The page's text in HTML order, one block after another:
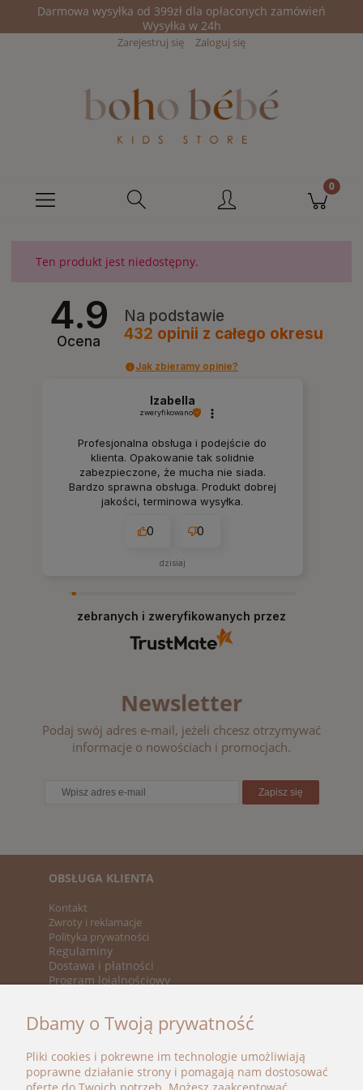
Darmowa wysyłka od 399zł dla opłaconych zamówień
Wysyłka w 24h
Zarejestruj się Zaloguj się
Ten produkt jest niedostępny.
4.9
Ocena
Na podstawie
432 opinii z całego okresu
Jak zbieramy opinie?
Izabella
zweryfikowano
Profesjonalna obsługa i podejście do
klienta. Opakowanie tak solidnie
zabezpieczone, że mucha nie siada.
Bardzo sprawna obsługa. Produkt dobrej
jakości, terminowa wysyłka.
0 0
dzisiaj
zebranych i zweryfikowanych przez
Newsletter
Podaj swój adres e-mail, jeżeli chcesz otrzymywać
informacje o nowościach i promocjach.
Zapisz się
OBSŁUGA KLIENTA
Kontakt
Zwroty i reklamacje
Polityka prywatności
Regulaminy
Dostawa i płatności
Program lojalnościowy
Nowości
Promocje
Marki
Dbamy o Twoją prywatność
Pliki cookies i pokrewne im technologie umożliwiają
poprawne działanie strony i pomagają nam dostosować